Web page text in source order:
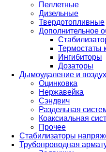
Пеллетные
Дизельные
Твердотопливные
Дополнительное
Термостаты
Ингибиторы
Дозаторы
Дымоудаление и
Оцинковка
Нержавейка
Сэндвич
Раздельная
Коаксиальная
Прочее
Стабилизаторы
Трубопроводная